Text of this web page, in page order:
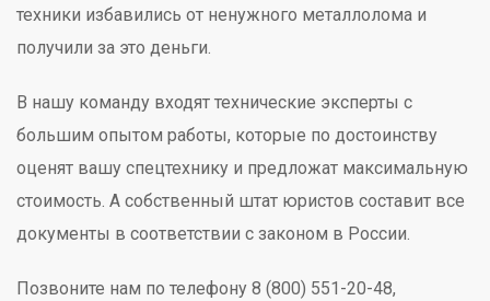
техники избавились от ненужного металлолома и
получили за это деньги.
В нашу команду входят технические эксперты с
большим опытом работы, которые по достоинству
оценят вашу спецтехнику и предложат максимальную
стоимость. А собственный штат юристов составит все
документы в соответствии с законом в России.
Позвоните нам по телефону 8 (800) 551-20-48,